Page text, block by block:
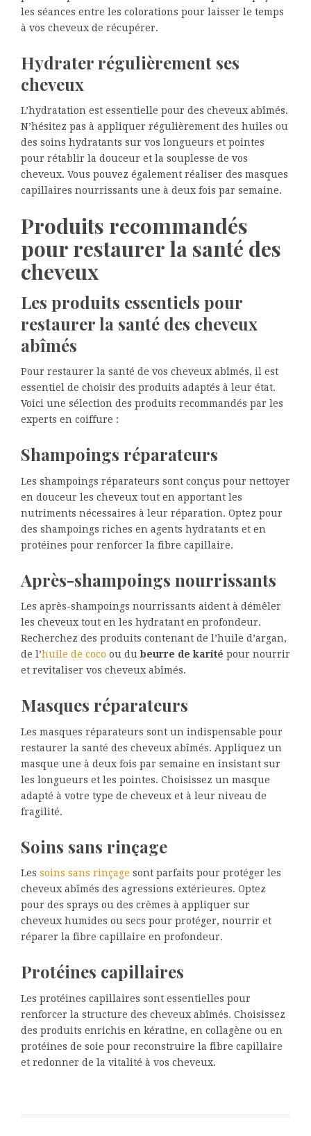
les séances entre les colorations pour laisser le temps
à vos cheveux de récupérer.
Hydrater régulièrement ses
cheveux
L’hydratation est essentielle pour des cheveux abîmés.
N’hésitez pas à appliquer régulièrement des huiles ou
des soins hydratants sur vos longueurs et pointes
pour rétablir la douceur et la souplesse de vos
cheveux. Vous pouvez également réaliser des masques
capillaires nourrissants une à deux fois par semaine.
Produits recommandés
pour restaurer la santé des
cheveux
Les produits essentiels pour
restaurer la santé des cheveux
abîmés
Pour restaurer la santé de vos cheveux abîmés, il est
essentiel de choisir des produits adaptés à leur état.
Voici une sélection des produits recommandés par les
experts en coiffure :
Shampoings réparateurs
Les shampoings réparateurs sont conçus pour nettoyer
en douceur les cheveux tout en apportant les
nutriments nécessaires à leur réparation. Optez pour
des shampoings riches en agents hydratants et en
protéines pour renforcer la fibre capillaire.
Après-shampoings nourrissants
Les après-shampoings nourrissants aident à démêler
les cheveux tout en les hydratant en profondeur.
Recherchez des produits contenant de l’huile d’argan,
de l’huile de coco ou dubeurre de karité pour nourrir
et revitaliser vos cheveux abîmés.
Masques réparateurs
Les masques réparateurs sont un indispensable pour
restaurer la santé des cheveux abîmés. Appliquez un
masque une à deux fois par semaine en insistant sur
les longueurs et les pointes. Choisissez un masque
adapté à votre type de cheveux et à leur niveau de
fragilité.
Soins sans rinçage
Les soins sans rinçage sont parfaits pour protéger les
cheveux abîmés des agressions extérieures. Optez
pour des sprays ou des crèmes à appliquer sur
cheveux humides ou secs pour protéger, nourrir et
réparer la fibre capillaire en profondeur.
Protéines capillaires
Les protéines capillaires sont essentielles pour
renforcer la structure des cheveux abîmés. Choisissez
des produits enrichis en kératine, en collagène ou en
protéines de soie pour reconstruire la fibre capillaire
et redonner de la vitalité à vos cheveux.